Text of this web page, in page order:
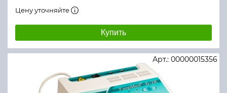
Цену уточняйте
Купить
Арт.: 00000015356